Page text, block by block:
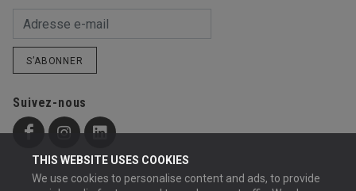
THIS WEBSITE USES COOKIES
We use cookies to personalise content and ads, to provide
S’ABONNER
Suivez-nous